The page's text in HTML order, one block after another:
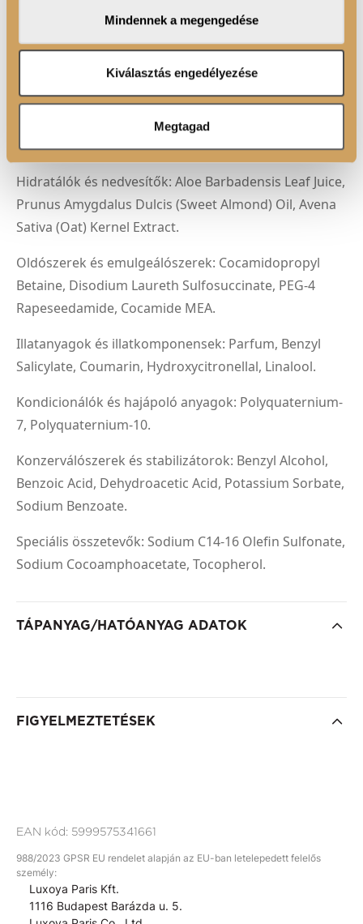
adatait, akik kombinálhatják az adatokat más olyan
adatokkal, amelyeket Ön adott meg számukra vagy az
Ön által használt más szolgáltatásokból gyűjtöttek.
Mindennek a megengedése
Kiválasztás engedélyezése
Megtagad
Kerülje a szembe jutást! Ha szembe kerül, azonnal
öblítse ki bő vízzel!
ÖSSZETEVŐK
Alkoholok: Glycerin.
Hidratálók és nedvesítők: Aloe Barbadensis Leaf Juice,
Prunus Amygdalus Dulcis (Sweet Almond) Oil, Avena
Sativa (Oat) Kernel Extract.
Oldószerek és emulgeálószerek: Cocamidopropyl
Betaine, Disodium Laureth Sulfosuccinate, PEG-4
Rapeseedamide, Cocamide MEA.
Illatanyagok és illatkomponensek: Parfum, Benzyl
Salicylate, Coumarin, Hydroxycitronellal, Linalool.
Kondicionálók és hajápoló anyagok: Polyquaternium-
7, Polyquaternium-10.
Konzerválószerek és stabilizátorok: Benzyl Alcohol,
Benzoic Acid, Dehydroacetic Acid, Potassium Sorbate,
Sodium Benzoate.
Speciális összetevők: Sodium C14-16 Olefin Sulfonate,
Sodium Cocoamphoacetate, Tocopherol.
TÁPANYAG/HATÓANYAG ADATOK
FIGYELMEZTETÉSEK
EAN kód: 5999575341661
988/2023 GPSR EU rendelet alapján az EU-ban letelepedett felelős
személy:
Luxoya Paris Kft.
1116 Budapest Barázda u. 5.